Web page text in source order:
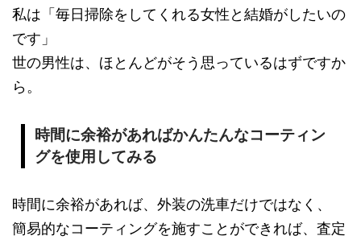
私は「毎日掃除をしてくれる女性と結婚がしたいの
です」
世の男性は、ほとんどがそう思っているはずですか
ら。
時間に余裕があればかんたんなコーティン
グを使用してみる
時間に余裕があれば、外装の洗車だけではなく、
簡易的なコーティングを施すことができれば、査定